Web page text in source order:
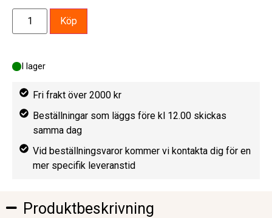
I lager
Köp
Fri frakt över 2000 kr
Beställningar som läggs före kl 12.00 skickas
samma dag
Vid beställningsvaror kommer vi kontakta dig för en
mer specifik leveranstid
Produktbeskrivning